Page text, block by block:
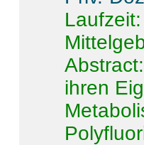
Abstract:
ihren